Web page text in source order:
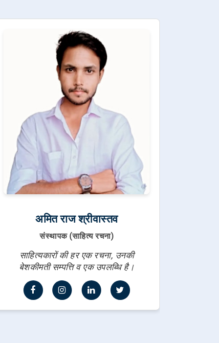
अमित राज श्रीवास्तव
संस्थापक (साहित्य रचना)
साहित्यकारों की हर एक रचना, उनकी
बेशकीमती सम्पत्ति व एक उपलब्धि है।